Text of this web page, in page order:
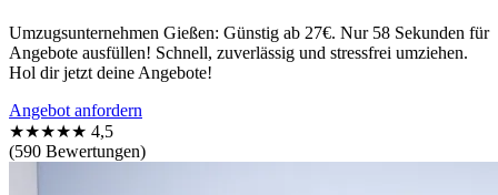
Umzugsunternehmen Gießen: Günstig ab 27€. Nur 58 Sekunden für
Angebote ausfüllen! Schnell, zuverlässig und stressfrei umziehen.
Hol dir jetzt deine Angebote!
Angebot anfordern
★★★★★ 4,5
(590 Bewertungen)